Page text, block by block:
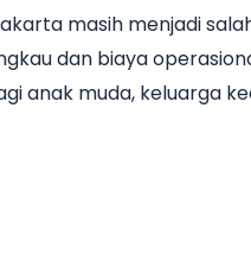
masih menjadi
dan biaya
anak muda, keluarga